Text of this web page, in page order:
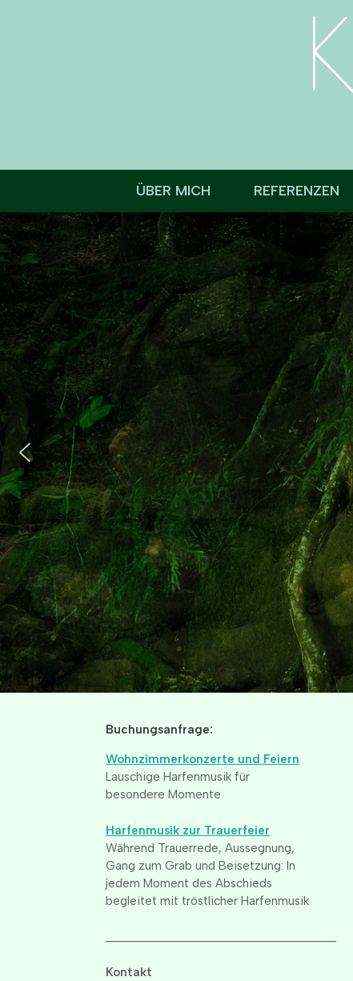
ÜBER MICH REFERENZEN
Buchungsanfrage:
Wohnzimmerkonzerte und Feiern
Lauschige Harfenmusik für
besondere Momente
Harfenmusik zur Trauerfeier
Während Trauerrede, Aussegnung,
Gang zum Grab und Beisetzung: In
jedem Moment des Abschieds
begleitet mit tröstlicher Harfenmusik
Kontakt